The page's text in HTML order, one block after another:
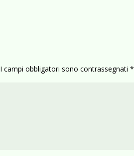
I campi obbligatori sono contrassegnati*